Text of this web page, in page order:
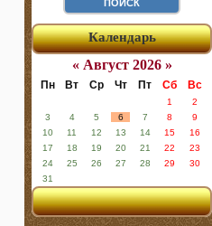
Календарь
« Август 2026 »
Пн Вт Ср Чт Пт Сб Вс
1
2
3
4 5 6 7 8
9
10
11 12 13 14 15
16
17
18 19 20 21 22
23
24
25 26 27 28 29
30
31